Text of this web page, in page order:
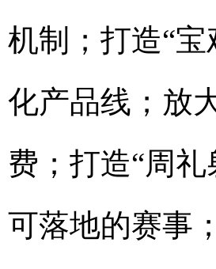
机制；打造“
化产品线；放
费；打造“周
可落地的赛事